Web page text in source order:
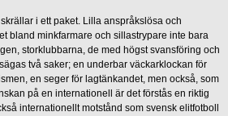
i ett paket. Lilla anspråkslösa och
bland minkfarmare och sillastrypare inte bara
storklubbarna, de med högst svansföring och
två saker; en underbar väckarklockan för
en seger för lagtänkandet, men också, som
på en internationell är det förstås en riktig
internationellt motstånd som svensk elitfotboll